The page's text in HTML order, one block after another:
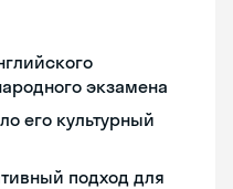
экзамена
его культурный
подход для